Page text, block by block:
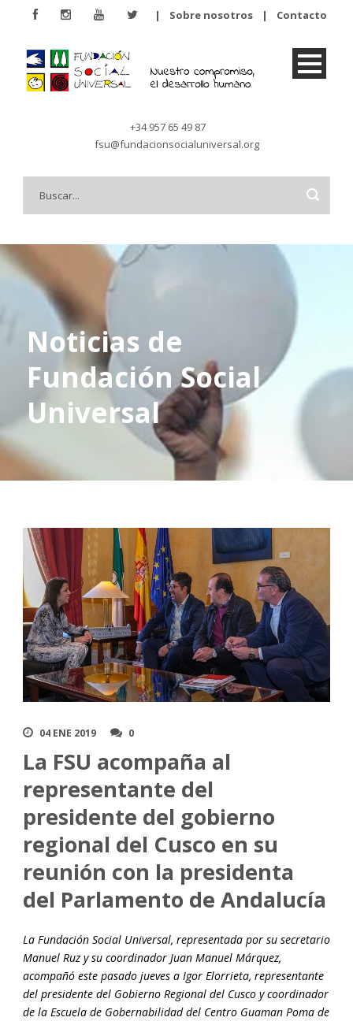
| Sobre nosotros | Contacto
+34 957 65 49 87
fsu@fundacionsocialuniversal.org
Noticias de
Fundación Social
Universal
04 ENE 2019 0
La FSU acompaña al
representante del
presidente del gobierno
regional del Cusco en su
reunión con la presidenta
del Parlamento de Andalucía
La Fundación Social Universal, representada por su secretario
Manuel Ruz y su coordinador Juan Manuel Márquez,
acompañó este pasado jueves a Igor Elorrieta, representante
del presidente del Gobierno Regional del Cusco y coordinador
de la Escuela de Gobernabilidad del Centro Guaman Poma de